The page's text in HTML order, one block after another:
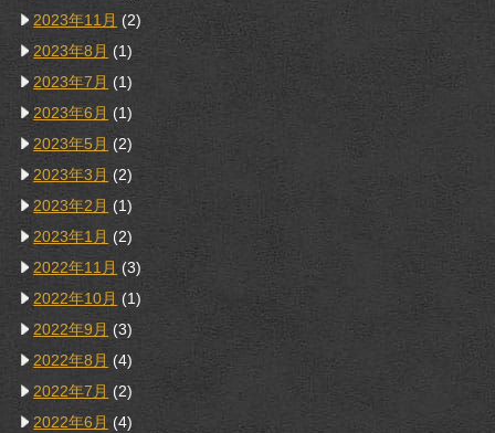
2023年11月 (2)
2023年8月 (1)
2023年7月 (1)
2023年6月 (1)
2023年5月 (2)
2023年3月 (2)
2023年2月 (1)
2023年1月 (2)
2022年11月 (3)
2022年10月 (1)
2022年9月 (3)
2022年8月 (4)
2022年7月 (2)
2022年6月 (4)